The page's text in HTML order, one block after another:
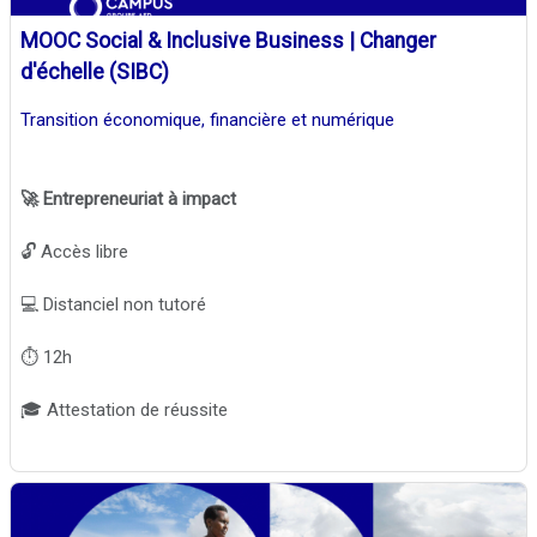
MOOC Social & Inclusive Business | Changer
d'échelle (SIBC)
Transition économique, financière et numérique
🚀 Entrepreneuriat à impact
🔓 Accès libre
💻 Distanciel non tutoré
⏱️ 12h
🎓 Attestation de réussite